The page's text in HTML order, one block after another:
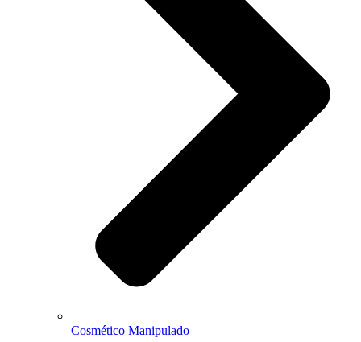
Cosmético Manipulado